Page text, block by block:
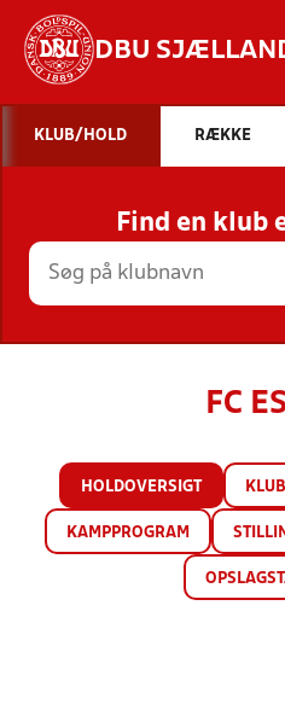
DBU
STILLINGER,
KLUB/HOLD RÆKKE
Find en klub
FC
HOLDOVERSIGT
KAMPPROGRAM